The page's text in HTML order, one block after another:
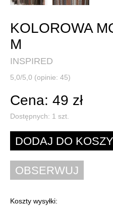
KOLOROWA
M
INSPIRED
5,0/5,0 (opinie: 45)
Cena: 49 zł
Dostępnych: 1 szt.
Koszty wysyłki: